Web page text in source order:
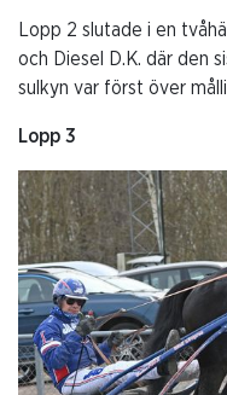
Lopp 2 slutade i en
och Diesel D.K. där den
sulkyn var först över
Lopp 3